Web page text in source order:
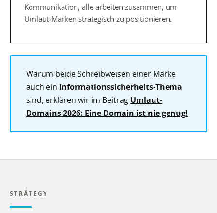
Kommunikation, alle arbeiten zusammen, um
Umlaut-Marken strategisch zu positionieren.
Warum beide Schreibweisen einer Marke
auch ein Informationssicherheits-Thema
sind, erklären wir im Beitrag Umlaut-
Domains 2026: Eine Domain ist nie genug!
STRÄTEGY